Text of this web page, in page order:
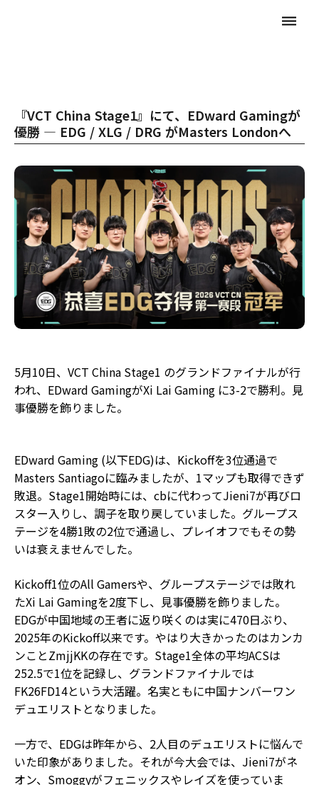
dehaze
『VCT China Stage1』にて、EDward Gamingが
優勝 ― EDG / XLG / DRG がMasters Londonへ
5月10日、VCT China Stage1 のグランドファイナルが行
われ、EDward GamingがXi Lai Gaming に3-2で勝利。見
事優勝を飾りました。
EDward Gaming (以下EDG)は、Kickoffを3位通過で
Masters Santiagoに臨みましたが、1マップも取得できず
敗退。Stage1開始時には、cbに代わってJieni7が再びロ
スター入りし、調子を取り戻していました。グループス
テージを4勝1敗の2位で通過し、プレイオフでもその勢
いは衰えませんでした。
Kickoff1位のAll Gamersや、グループステージでは敗れ
たXi Lai Gamingを2度下し、見事優勝を飾りました。
EDGが中国地域の王者に返り咲くのは実に470日ぶり、
2025年のKickoff以来です。やはり大きかったのはカンカ
ンことZmjjKKの存在です。Stage1全体の平均ACSは
252.5で1位を記録し、グランドファイナルでは
FK26FD14という大活躍。名実ともに中国ナンバーワン
デュエリストとなりました。
一方で、EDGは昨年から、2人目のデュエリストに悩んで
いた印象がありました。それが今大会では、Jieni7がネ
オン、Smoggyがフェニックスやレイズを使っていま